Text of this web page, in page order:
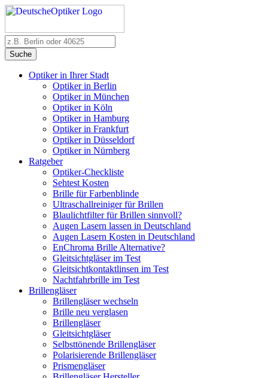
Suche
Optiker in Ihrer Stadt
Optiker in Berlin
Optiker in München
Optiker in Köln
Optiker in Hamburg
Optiker in Frankfurt
Optiker in Düsseldorf
Optiker in Nürnberg
Ratgeber
Optiker-Checkliste
Sehtest Kosten
Brille für Farbenblinde
Ultraschallreiniger für Brillen
Blaulichtfilter für Brillen sinnvoll?
Augen Lasern lassen in Deutschland
Augen Lasern Kosten in Deutschland
EnChroma Brille Alternative?
Gleitsichtgläser im Test
Gleitsichtkontaktlinsen im Test
Nachtfahrbrille im Test
Brillengläser
Brillengläser wechseln
Brille neu verglasen
Brillengläser
Gleitsichtgläser
Selbsttönende Brillengläser
Polarisierende Brillengläser
Prismengläser